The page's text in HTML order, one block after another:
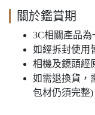
關於鑑賞期
3C相關產品為
如經拆封使用
相機及鏡頭經
如需退換貨，
包材仍須完整)